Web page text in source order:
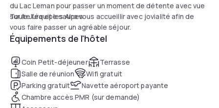
du Lac Leman pour passer un moment de détente avec vue
sur le Jura et les Alpes.
Toute l'équipe saura vous accueillir avec jovialité afin de
vous faire passer un agréable séjour.
Équipements de l'hôtel
Coin Petit-déjeuner
Terrasse
Salle de réunion
Wifi gratuit
Parking gratuit
Navette aéroport payante
Chambre accès PMR (sur demande)